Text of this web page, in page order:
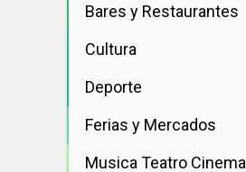
Bares y Restaurantes
Cultura
Deporte
Ferias y Mercados
Musica Teatro Cinema